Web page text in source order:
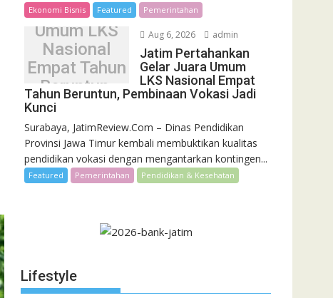
Ekonomi Bisnis Featured Pemerintahan
Gelar Juara
Umum LKS
Nasional
Empat Tahun
Beruntun,
Pembinaan
Vokasi Jadi
Kunci
Aug 6, 2026 admin
Jatim Pertahankan
Gelar Juara Umum
LKS Nasional Empat
Tahun Beruntun, Pembinaan Vokasi Jadi
Kunci
Surabaya, JatimReview.Com – Dinas Pendidikan
Provinsi Jawa Timur kembali membuktikan kualitas
pendidikan vokasi dengan mengantarkan kontingen...
Featured Pemerintahan Pendidikan & Kesehatan
Lifestyle